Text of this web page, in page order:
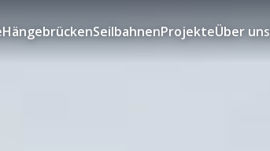
HängebrückenSeilbahnenProjekteÜber uns